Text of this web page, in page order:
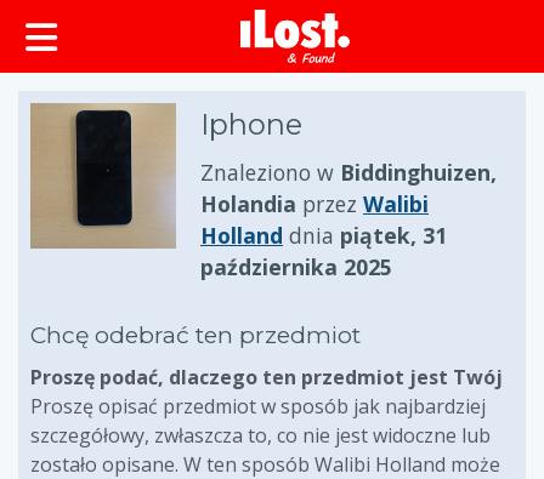
zawartości
Iphone
Znaleziono w Biddinghuizen,
Holandia przez Walibi
Holland dnia piątek, 31
października 2025
Chcę odebrać ten przedmiot
Proszę podać, dlaczego ten przedmiot jest Twój
Proszę opisać przedmiot w sposób jak najbardziej
szczegółowy, zwłaszcza to, co nie jest widoczne lub
zostało opisane. W ten sposób Walibi Holland może